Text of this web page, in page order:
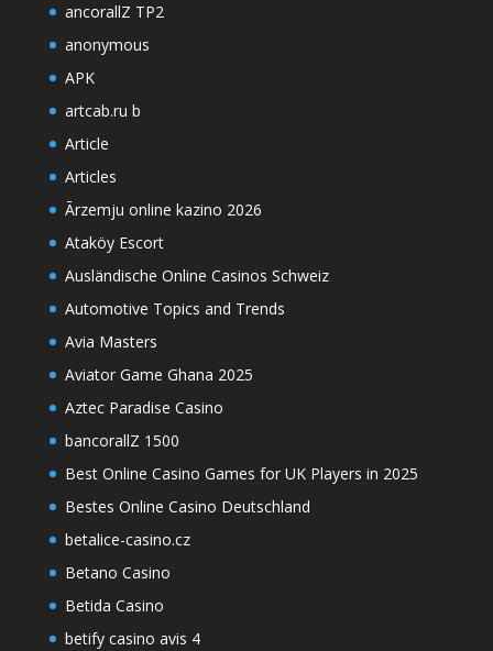
ancorallZ TP2
anonymous
APK
artcab.ru b
Article
Articles
Ārzemju online kazino 2026
Ataköy Escort
Ausländische Online Casinos Schweiz
Automotive Topics and Trends
Avia Masters
Aviator Game Ghana 2025
Aztec Paradise Casino
bancorallZ 1500
Best Online Casino Games for UK Players in 2025
Bestes Online Casino Deutschland
betalice-casino.cz
Betano Casino
Betida Casino
betify casino avis 4